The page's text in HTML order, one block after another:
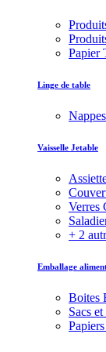
Papier
Linge de table
Vaisselle Jetable
Verres
+ 2
Emballage
Boites
Sacs